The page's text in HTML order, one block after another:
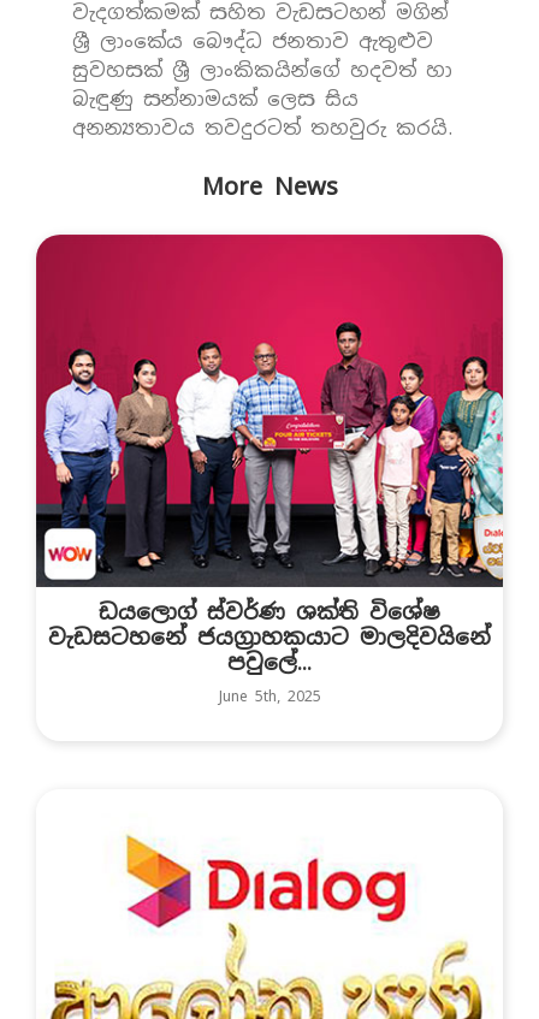
වැදගත්කමක් සහිත වැඩසටහන් මගින්
ශ්‍රී ලාංකේය බෞද්ධ ජනතාව ඇතුළුව
සුවහසක් ශ්‍රී ලාංකිකයින්ගේ හදවත් හා
බැඳුණු සන්නාමයක් ලෙස සිය
අනන්‍යතාවය තවදුරටත් තහවුරු කරයි.
More News
ඩයලොග් ස්වර්ණ ශක්ති විශේෂ
වැඩසටහනේ ජයග්‍රාහකයාට මාලදිවයිනේ
පවුලේ...
June 5th, 2025